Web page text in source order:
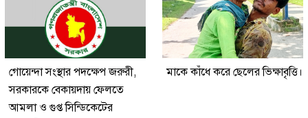
গোয়েন্দা সংস্থার পদক্ষেপ জরুরী,
সরকারকে বেকায়দায় ফেলতে
আমলা ও গুপ্ত সিন্ডিকেটের
মাকে কাঁধে করে ছেলের ভিক্ষাবৃত্তি।